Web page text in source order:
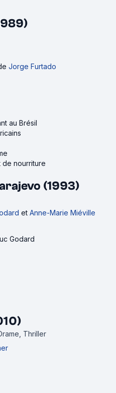
Jorge Furtado
au Brésil
de nourriture
(1993)
et Anne-Marie Miéville
Godard
Thriller